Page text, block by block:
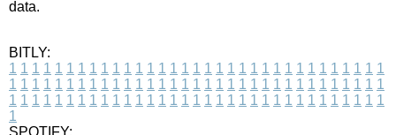
data.
BITLY:
1 1 1 1 1 1 1 1 1 1 1 1 1 1 1 1 1 1 1 1 1 1 1 1 1 1 1 1 1 1 1 1 1
1 1 1 1 1 1 1 1 1 1 1 1 1 1 1 1 1 1 1 1 1 1 1 1 1 1 1 1 1 1 1 1 1
1 1 1 1 1 1 1 1 1 1 1 1 1 1 1 1 1 1 1 1 1 1 1 1 1 1 1 1 1 1 1 1 1
1
SPOTIFY: